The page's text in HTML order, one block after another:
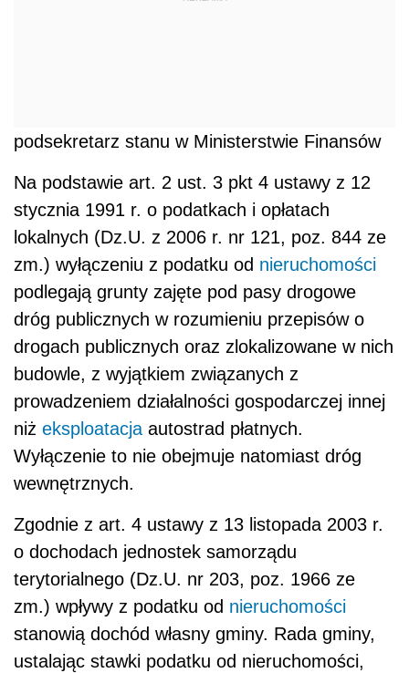
podsekretarz stanu w Ministerstwie Finansów
Na podstawie art. 2 ust. 3 pkt 4 ustawy z 12
stycznia 1991 r. o podatkach i opłatach
lokalnych (Dz.U. z 2006 r. nr 121, poz. 844 ze
zm.) wyłączeniu z podatku od nieruchomości
podlegają grunty zajęte pod pasy drogowe
dróg publicznych w rozumieniu przepisów o
drogach publicznych oraz zlokalizowane w nich
budowle, z wyjątkiem związanych z
prowadzeniem działalności gospodarczej innej
niż eksploatacja autostrad płatnych.
Wyłączenie to nie obejmuje natomiast dróg
wewnętrznych.
Zgodnie z art. 4 ustawy z 13 listopada 2003 r.
o dochodach jednostek samorządu
terytorialnego (Dz.U. nr 203, poz. 1966 ze
zm.) wpływy z podatku od nieruchomości
stanowią dochód własny gminy. Rada gminy,
ustalając stawki podatku od nieruchomości,